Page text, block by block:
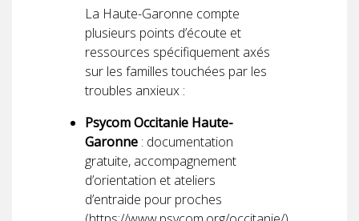
La Haute-Garonne compte
plusieurs points d’écoute et
ressources spécifiquement axés
sur les familles touchées par les
troubles anxieux :
Psycom Occitanie Haute-
Garonne : documentation
gratuite, accompagnement
d’orientation et ateliers
d’entraide pour proches